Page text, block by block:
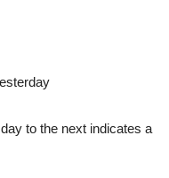
to the next indicates a